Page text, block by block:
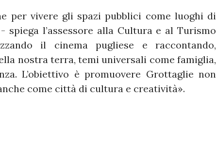
per vivere gli spazi pubblici come luoghi di
l’assessore alla Cultura e al Turismo
il cinema pugliese e raccontando,
nostra terra, temi universali come famiglia,
L’obiettivo è promuovere Grottaglie non
come città di cultura e creatività».